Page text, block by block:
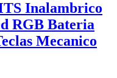
Inalambrico
RGB Bateria
Mecanico